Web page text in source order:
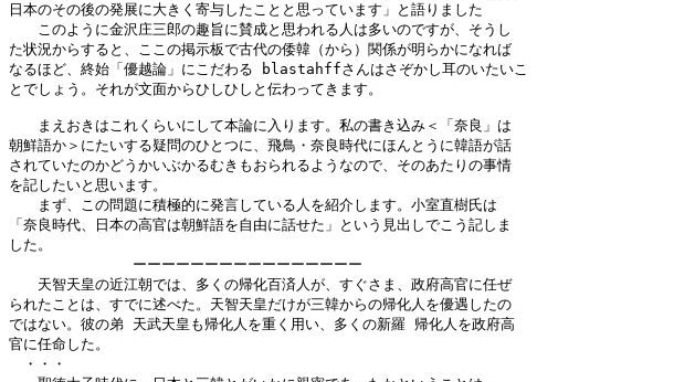
日本のその後の発展に大きく寄与したことと思っています」と語りました
このように金沢庄三郎の趣旨に賛成と思われる人は多いのですが、そうし
た状況からすると、ここの掲示板で古代の倭韓（から）関係が明らかになれば
なるほど、終始「優越論」にこだわる blastahffさんはさぞかし耳のいたいこ
とでしょう。それが文面からひしひしと伝わってきます。
まえおきはこれくらいにして本論に入ります。私の書き込み＜「奈良」は
朝鮮語か＞にたいする疑問のひとつに、飛鳥・奈良時代にほんとうに韓語が話
されていたのかどうかいぶかるむきもおられるようなので、そのあたりの事情
を記したいと思います。
まず、この問題に積極的に発言している人を紹介します。小室直樹氏は
「奈良時代、日本の高官は朝鮮語を自由に話せた」という見出しでこう記しま
した。
              ーーーーーーーーーーーーーーーー
天智天皇の近江朝では、多くの帰化百済人が、すぐさま、政府高官に任ぜ
られたことは、すでに述べた。天智天皇だけが三韓からの帰化人を優遇したの
ではない。彼の弟 天武天皇も帰化人を重く用い、多くの新羅 帰化人を政府高
官に任命した。
・・・